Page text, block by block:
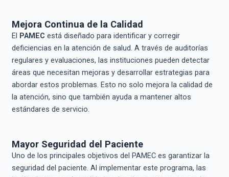
Mejora Continua de la Calidad
El PAMEC está diseñado para identificar y corregir
deficiencias en la atención de salud. A través de auditorías
regulares y evaluaciones, las instituciones pueden detectar
áreas que necesitan mejoras y desarrollar estrategias para
abordar estos problemas. Esto no solo mejora la calidad de
la atención, sino que también ayuda a mantener altos
estándares de servicio.
Mayor Seguridad del Paciente
Uno de los principales objetivos del PAMEC es garantizar la
seguridad del paciente. Al implementar este programa, las